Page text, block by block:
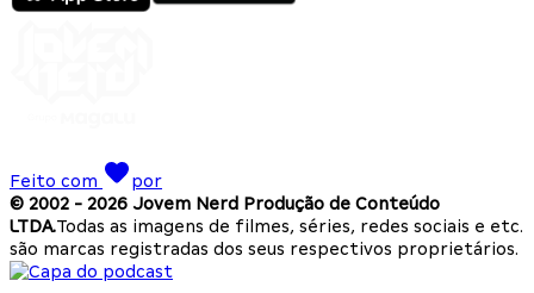
Feito com
por
© 2002 - 2026 Jovem Nerd Produção de Conteúdo
LTDA.Todas as imagens de filmes, séries, redes sociais e etc.
são marcas registradas dos seus respectivos proprietários.